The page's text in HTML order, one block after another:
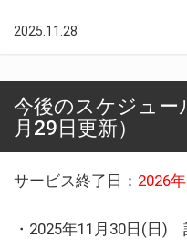
2025.11.28
今後のスケジュ
月29日更新）
サービス終了日： 2026
・2025年11月30日(日)